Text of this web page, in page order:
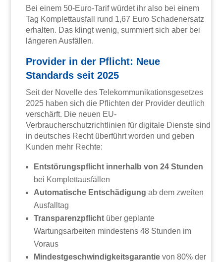
Bei einem 50-Euro-Tarif würdet ihr also bei einem
Tag Komplettausfall rund 1,67 Euro Schadenersatz
erhalten. Das klingt wenig, summiert sich aber bei
längeren Ausfällen.
Provider in der Pflicht: Neue
Standards seit 2025
Seit der Novelle des Telekommunikationsgesetzes
2025 haben sich die Pflichten der Provider deutlich
verschärft. Die neuen EU-
Verbraucherschutzrichtlinien für digitale Dienste sind
in deutsches Recht überführt worden und geben
Kunden mehr Rechte:
Entstörungspflicht innerhalb von 24 Stunden
bei Komplettausfällen
Automatische Entschädigung ab dem zweiten
Ausfalltag
Transparenzpflicht über geplante
Wartungsarbeiten mindestens 48 Stunden im
Voraus
Mindestgeschwindigkeitsgarantie von 80% der